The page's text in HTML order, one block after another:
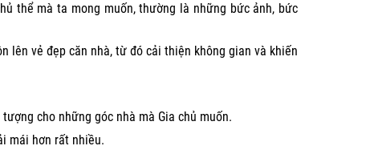
thể mà ta mong muốn, thường là những bức ảnh, bức
vẻ đẹp căn nhà, từ đó cải thiện không gian và khiến
cho những góc nhà mà Gia chủ muốn.
mái hơn rất nhiều.